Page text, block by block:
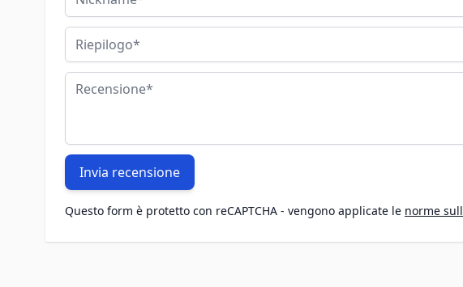
Riepilogo
Recensione
Invia recensione
Questo form è protetto con reCAPTCHA - vengono applicate le norme